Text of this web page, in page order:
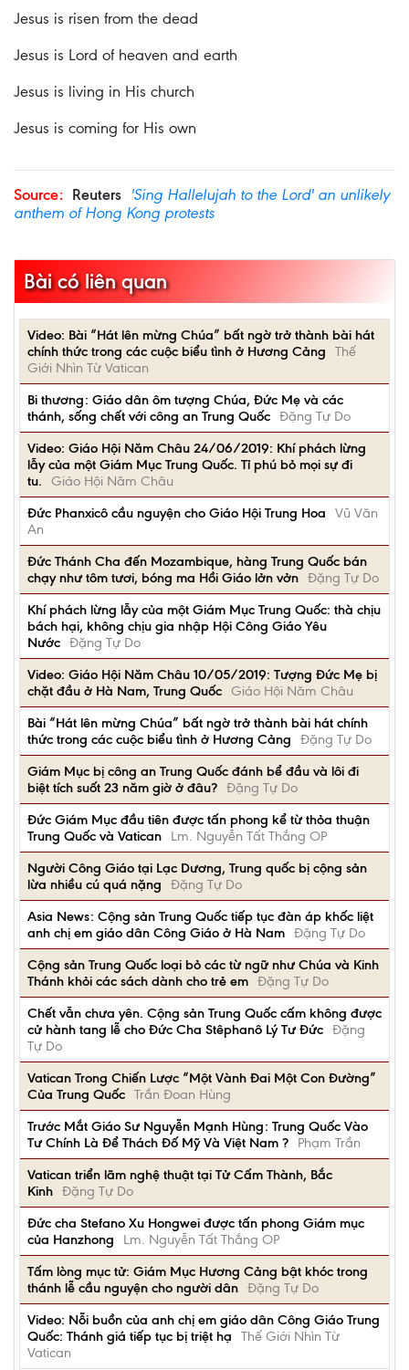
Jesus is risen from the dead
Jesus is Lord of heaven and earth
Jesus is living in His church
Jesus is coming for His own
Source: Reuters 'Sing Hallelujah to the Lord' an unlikely
anthem of Hong Kong protests
Bài có liên quan
Video: Bài “Hát lên mừng Chúa” bất ngờ trở thành bài hát
chính thức trong các cuộc biểu tình ở Hương Cảng
Thế
Giới Nhìn Từ Vatican
Bi thương: Giáo dân ôm tượng Chúa, Đức Mẹ và các
thánh, sống chết với công an Trung Quốc Đặng Tự Do
Video: Giáo Hội Năm Châu 24/06/2019: Khí phách lừng
lẫy của một Giám Mục Trung Quốc. Tỉ phú bỏ mọi sự đi
tu.
Giáo Hội Năm Châu
Đức Phanxicô cầu nguyện cho Giáo Hội Trung Hoa
Vũ Văn
An
Đức Thánh Cha đến Mozambique, hàng Trung Quốc bán
chạy như tôm tươi, bóng ma Hồi Giáo lởn vởn Đặng Tự Do
Khí phách lừng lẫy của một Giám Mục Trung Quốc: thà chịu
bách hại, không chịu gia nhập Hội Công Giáo Yêu
Nước Đặng Tự Do
Video: Giáo Hội Năm Châu 10/05/2019: Tượng Đức Mẹ bị
chặt đầu ở Hà Nam, Trung Quốc Giáo Hội Năm Châu
Bài “Hát lên mừng Chúa” bất ngờ trở thành bài hát chính
thức trong các cuộc biểu tình ở Hương Cảng
Đặng Tự Do
Giám Mục bị công an Trung Quốc đánh bể đầu và lôi đi
biệt tích suốt 23 năm giờ ở đâu? Đặng Tự Do
Đức Giám Mục đầu tiên được tấn phong kể từ thỏa thuận
Trung Quốc và Vatican
Lm. Nguyễn Tất Thắng OP
Người Công Giáo tại Lạc Dương, Trung quốc bị cộng sản
lừa nhiều cú quá nặng
Đặng Tự Do
Asia News: Cộng sản Trung Quốc tiếp tục đàn áp khốc liệt
anh chị em giáo dân Công Giáo ở Hà Nam Đặng Tự Do
Cộng sản Trung Quốc loại bỏ các từ ngữ như Chúa và Kinh
Thánh khỏi các sách dành cho trẻ em Đặng Tự Do
Chết vẫn chưa yên. Cộng sản Trung Quốc cấm không được
cử hành tang lễ cho Đức Cha Stêphanô Lý Tư Đức Đặng
Tự Do
Vatican Trong Chiến Lược “Một Vành Đai Một Con Đường”
Của Trung Quốc Trần Đoan Hùng
Trước Mắt Giáo Sư Nguyễn Mạnh Hùng: Trung Quốc Vào
Tư Chính Là Để Thách Đố Mỹ Và Việt Nam ?
Phạm Trần
Vatican triển lãm nghệ thuật tại Tử Cấm Thành, Bắc
Kinh Đặng Tự Do
Đức cha Stefano Xu Hongwei được tấn phong Giám mục
của Hanzhong
Lm. Nguyễn Tất Thắng OP
Tấm lòng mục tử: Giám Mục Hương Cảng bật khóc trong
thánh lễ cầu nguyện cho người dân Đặng Tự Do
Video: Nỗi buồn của anh chị em giáo dân Công Giáo Trung
Quốc: Thánh giá tiếp tục bị triệt hạ
Thế Giới Nhìn Từ
Vatican